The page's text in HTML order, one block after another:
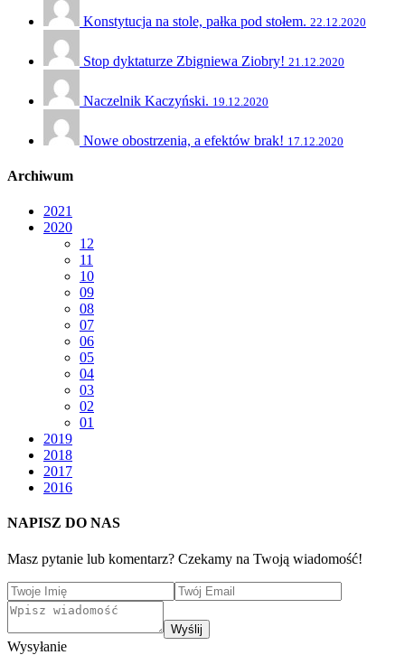
Konstytucja na stole, pałka pod stołem. 22.12.2020
Stop dyktaturze Zbigniewa Ziobry! 21.12.2020
Naczelnik Kaczyński. 19.12.2020
Nowe obostrzenia, a efektów brak! 17.12.2020
Archiwum
2021
2020
12
11
10
09
08
07
06
05
04
03
02
01
2019
2018
2017
2016
NAPISZ DO NAS
Masz pytanie lub komentarz? Czekamy na Twoją wiadomość!
Wyślij
Wysyłanie